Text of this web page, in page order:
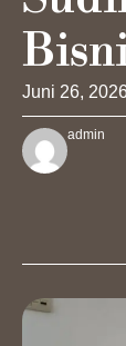
Juni 26,
admin